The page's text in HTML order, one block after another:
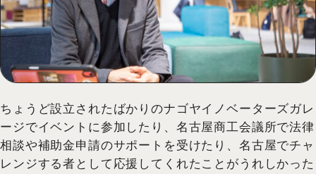
ちょうど設立されたばかりのナゴヤイノベーターズガレ
ージでイベントに参加したり、名古屋商工会議所で法律
相談や補助金申請のサポートを受けたり、名古屋でチャ
レンジする者として応援してくれたことがうれしかった